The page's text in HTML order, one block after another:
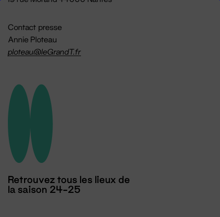
Contact presse
Annie Ploteau
ploteau@leGrandT.fr
Retrouvez tous les lieux de
la saison 24-25